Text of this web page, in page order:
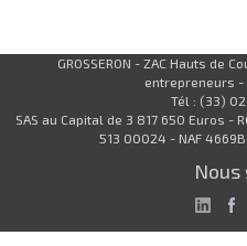
GROSSERON - ZAC Hauts de
entrepreneurs -
Tél : (33)
SAS au Capital de 3 817 650 Euros -
513 00024 - NAF 4669B
Nous